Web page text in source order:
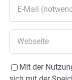
Mit der